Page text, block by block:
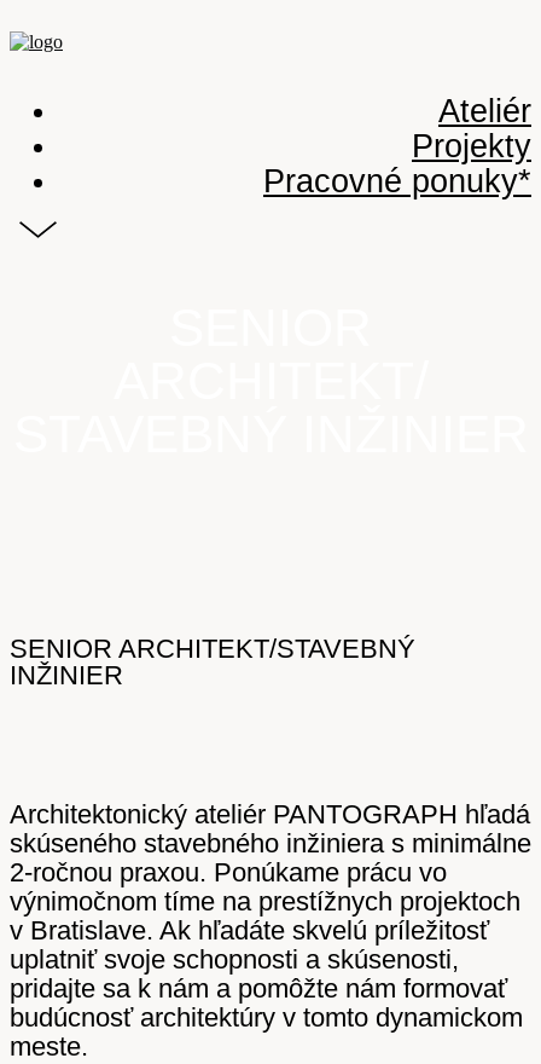
Ateliér
Projekty
Pracovné ponuky*
SENIOR ARCHITEKT/STAVEBNÝ
INŽINIER
Architektonický ateliér PANTOGRAPH hľadá
skúseného stavebného inžiniera s minimálne
2-ročnou praxou. Ponúkame prácu vo
výnimočnom tíme na prestížnych projektoch
v Bratislave. Ak hľadáte skvelú príležitosť
uplatniť svoje schopnosti a skúsenosti,
pridajte sa k nám a pomôžte nám formovať
budúcnosť architektúry v tomto dynamickom
meste.